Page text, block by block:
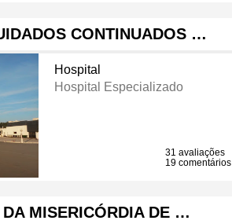
CONTINUADOS …
Hospital
Hospital Especializado
31 avaliações
19 comentários
DA MISERICÓRDIA DE …